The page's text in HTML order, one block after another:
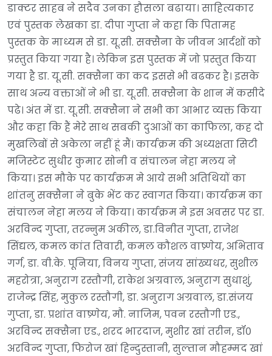
डाक्टर साहब ने सदैव उनका हौसला बढाया। साहित्यकार
एवं पुस्तक लेखका डा. दीपा गुप्ता ने कहा कि पितामह
पुस्तक के माध्यम से डा. यू.सी. सक्सैना के जीवन आर्दशों को
प्रस्तुत किया गया है। लेकिन इस पुस्तक में जो प्रस्तुत किया
गया है डा. यू.सी. सक्सैना का कद इससे भी बढकर है। इसके
साथ अन्य वक्ताओं ने भी डा. यू.सी. सक्सैना के शान में कसीदे
पढे। अंत में डा. यू.सी. सक्सैना ने सभी का आभार व्यक्त किया
और कहा कि हैं मेरे साथ सबकी दुआओं का काफिला, कह दो
मुखलिबों से अकेला नहीं हूं मैं। कार्यक्रम की अध्यक्षता सिटी
मजिस्टेट सुधीर कुमार सोनी व संचालन नेहा मलय ने
किया। इस मौके पर कार्यक्रम मे आये सभी अतिथियों का
शांतनु सक्सैना ने बुके भेंट कर स्वागत किया। कार्यक्रम का
संचालन नेहा मलय ने किया। कार्यक्रम मे इस अवसर पर डा.
अरविन्द गुप्ता, तरन्नुम अकील, डा.विनीत गुप्ता, राजेश
सिंद्यल, कमल कांत तिवारी, कमल कौशल वाष्र्णेय, अभिताव
गर्ग, डा. वी.के. पूनिया, विनय गुप्ता, संजय सांख्यधर, सुशील
महरोत्रा, अनुराग रस्तौगी, राकेश अग्रवाल, अनुराग सुधाशुं,
राजेन्द्र सिंह, मुकुल रस्तौगी, डा. अनुराग अग्रवाल, डा.संजय
गुप्ता, डा. प्रशांत वाष्र्णेय, मौ. नाजिम, पवन रस्तौगी एड.,
अरविन्द सक्सैना एड., शरद भारदाज, मुशीर खां तरीन, डॉ०
अरविन्द गुप्ता, फिरोज खां हिन्दुस्तानी, सुल्तान मौहम्मद खां